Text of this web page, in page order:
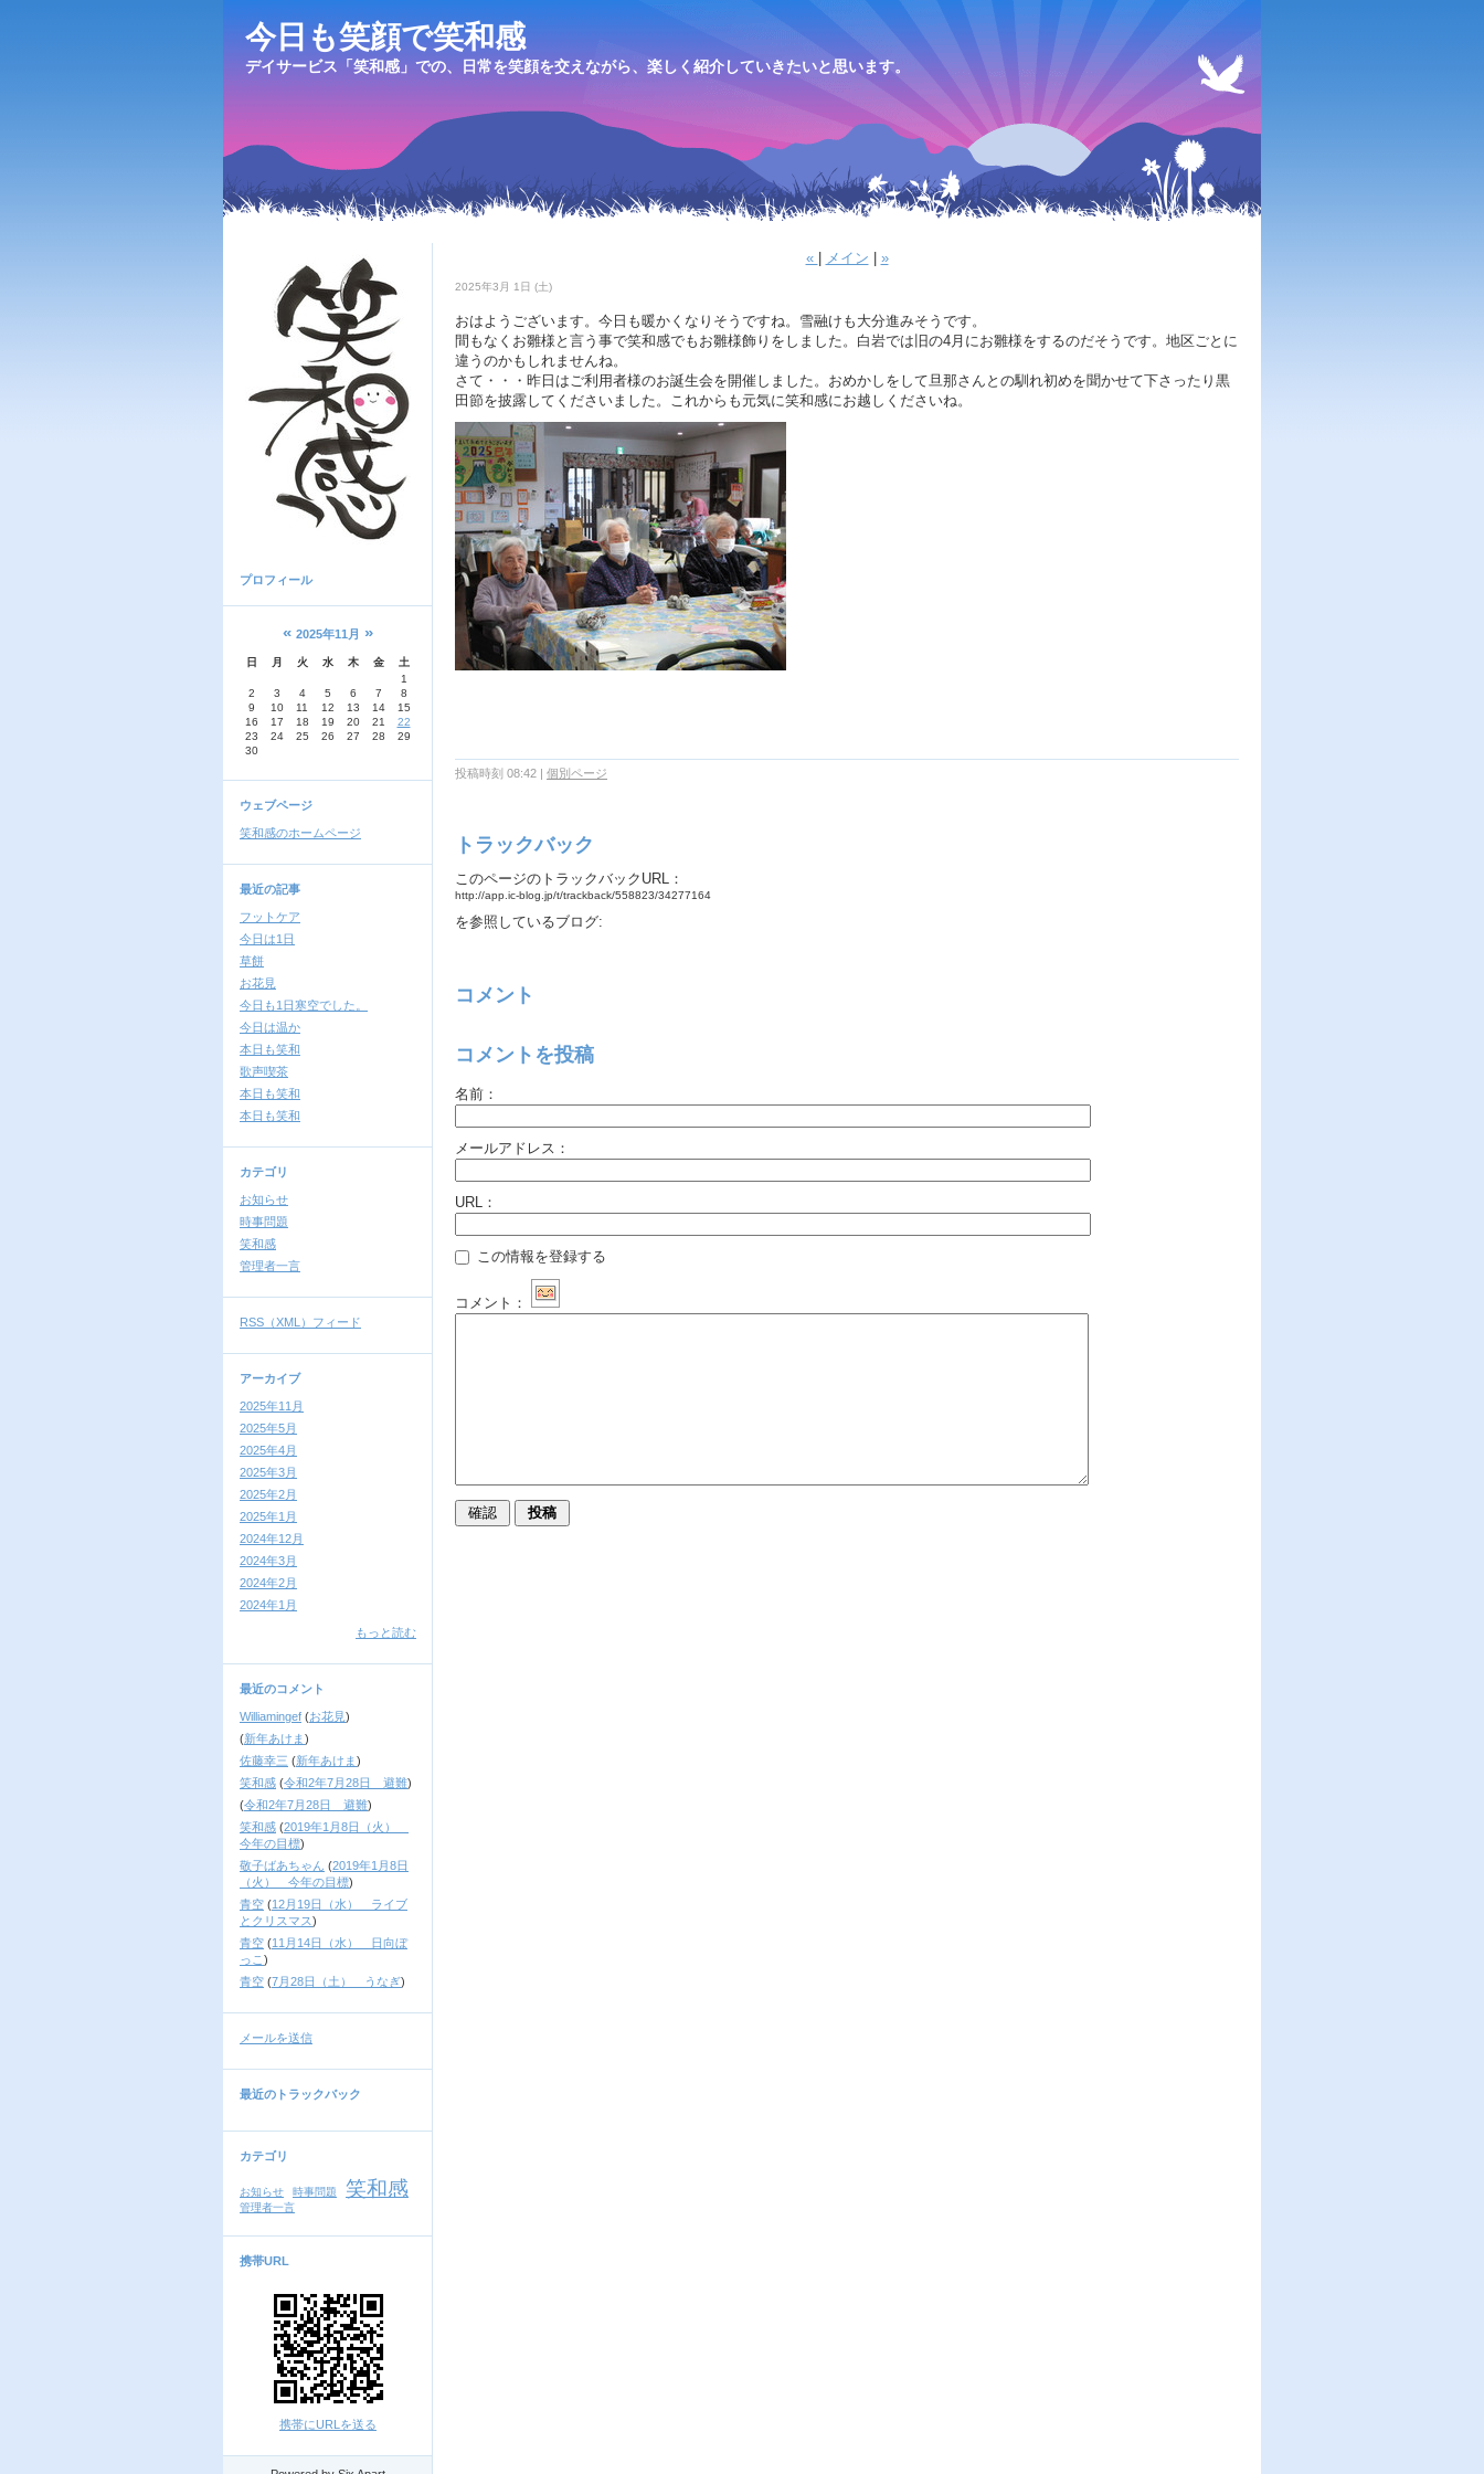
今日も笑顔で笑和感
デイサービス「笑和感」での、日常を笑顔を交えながら、楽しく紹介していきたいと思います。
プロフィール
« 2025年11月 »
日 月 火 水 木 金
土
1
2
3 4 5 6 7
8
9
10 11 12 13 14
15
16
17 18 19 20 21
22
23
24 25 26 27 28
29
30
ウェブページ
笑和感のホームページ
最近の記事
フットケア
今日は1日
草餅
お花見
今日も1日寒空でした。
今日は温か
本日も笑和
歌声喫茶
本日も笑和
本日も笑和
カテゴリ
お知らせ
時事問題
笑和感
管理者一言
RSS（XML）フィード
アーカイブ
2025年11月
2025年5月
2025年4月
2025年3月
2025年2月
2025年1月
2024年12月
2024年3月
2024年2月
2024年1月
もっと読む
最近のコメント
Williamingef (お花見)
(新年あけま )
佐藤幸三 (新年あけま )
笑和感 (令和2年7月28日 避難)
(令和2年7月28日 避難)
笑和感 (2019年1月8日（火）
今年の目標)
敬子ばあちゃん (2019年1月8日
（火） 今年の目標)
青空 (12月19日（水） ライブ
とクリスマス)
青空 (11月14日（水） 日向ぼ
っこ )
青空 (7月28日（土） うなぎ)
メールを送信
最近のトラックバック
カテゴリ
お知らせ 時事問題 笑和感
管理者一言
携帯URL
携帯にURLを送る
« メイン »
2025年3月 1日 (土)
おはようございます。今日も暖かくなりそうですね。雪融けも大分進みそうです。
間もなくお雛様と言う事で笑和感でもお雛様飾りをしました。白岩では旧の4月にお雛様をするのだそうです。地区ごとに
違うのかもしれませんね。
さて・・・昨日はご利用者様のお誕生会を開催しました。おめかしをして旦那さんとの馴れ初めを聞かせて下さったり黒
田節を披露してくださいました。これからも元気に笑和感にお越しくださいね。
投稿時刻 08:42 | 個別ページ
トラックバック
このページのトラックバックURL：
http://app.ic-blog.jp/t/trackback/558823/34277164
を参照しているブログ:
コメント
コメントを投稿
名前：
メールアドレス：
URL：
この情報を登録する
コメント：